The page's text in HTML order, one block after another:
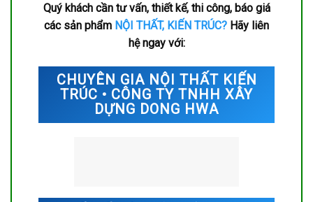
Quý khách cần tư vấn, thiết kế, thi công, báo giá
các sản phẩm NỘI THẤT, KIẾN TRÚC? Hãy liên
hệ ngay với:
CHUYÊN GIA NỘI THẤT KIẾN
TRÚC • CÔNG TY TNHH XÂY
DỰNG DONG HWA